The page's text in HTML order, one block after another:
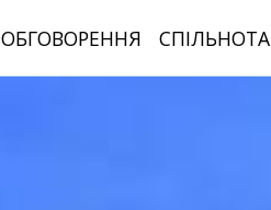
ОБГОВОРЕННЯ СПІЛЬНОТА